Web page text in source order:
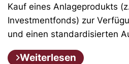
Kauf eines Anlageprodukts
Investmentfonds) zur
und einen standardisierten
Weiterlesen